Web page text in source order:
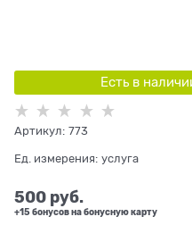
Есть в
Артикул: 773
Ед. измерения: услуга
500 руб.
+15 бонусов на бонусную карту